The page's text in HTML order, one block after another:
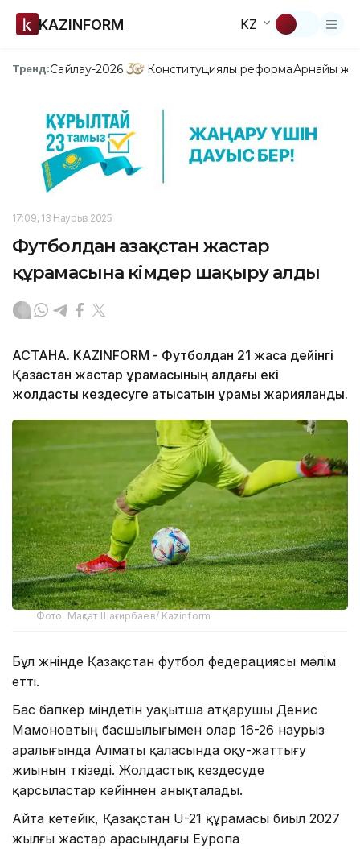
KAZINFORM KZ
Тренд:Сайлау-2026 Конституциялық реформаАрнайы
17:09, 13 Наурыз 2025
Футболдан Қазақстан жастар
құрамасына кімдер шақыру алды
АСТАНА. KAZINFORM - Футболдан 21 жасқа дейінгі
Қазақстан жастар құрамасының алдағы екі
жолдастық кездесуге қатысатын құрамы жарияланды.
Фото: Мақсат Шағирбаев/ Kazinform
Бұл жөнінде Қазақстан футбол федерациясы мәлім
етті.
Бас бапкер міндетін уақытша атқарушы Денис
Мамоновтың басшылығымен олар 16-26 наурыз
аралығында Алматы қаласында оқу-жаттығу
жиынын өткізеді. Жолдастық кездесуде
қарсыластар кейіннен анықталады.
Айта кетейік, Қазақстан U-21 құрамасы биыл 2027
жылғы жастар арасындағы Еуропа